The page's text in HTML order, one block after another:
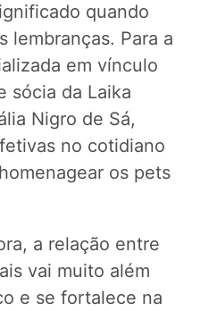
quando
lembranças. Para a
em vínculo
sócia da Laika
Nigro de Sá,
no cotidiano
os pets
a relação entre
vai muito além
e se fortalece na